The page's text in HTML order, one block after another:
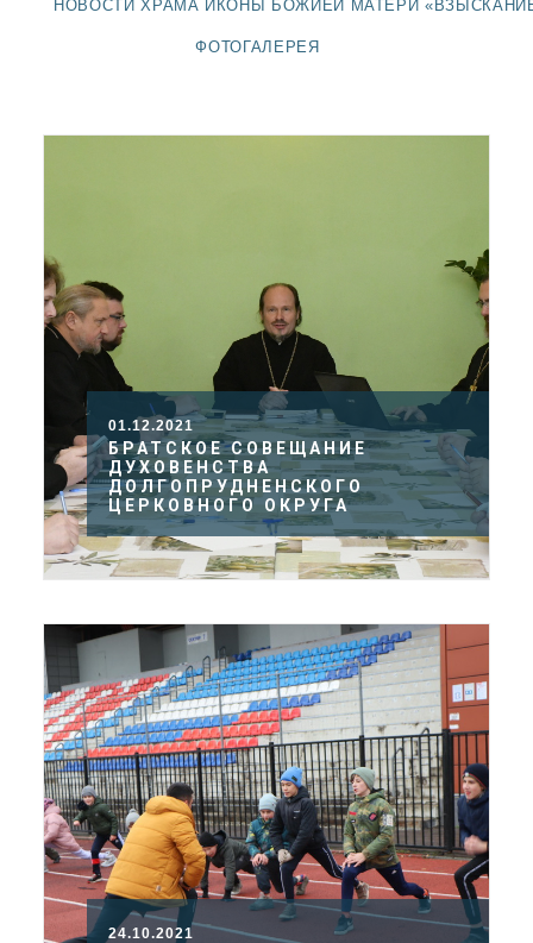
НОВОСТИ ХРАМА ИКОНЫ БОЖИЕЙ МАТЕРИ
ФОТОГАЛЕРЕЯ
01.12.2021
БРАТСКОЕ СОВЕЩАНИЕ
ДУХОВЕНСТВА
ДОЛГОПРУДНЕНСКОГО
ЦЕРКОВНОГО ОКРУГА
24.10.2021